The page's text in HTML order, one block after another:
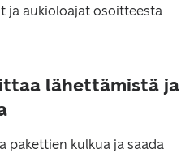
lähettämistä ja
pakettien kulkua ja saada